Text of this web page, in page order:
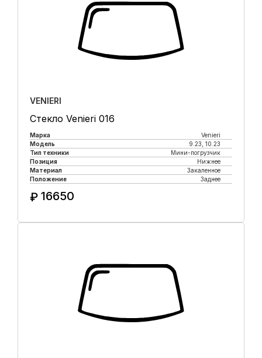
VENIERI
Стекло Venieri 016
Марка
Venieri
Модель
9.23, 10.23
Тип техники
Мини-погрузчик
Позиция
Нижнее
Материал
Закаленное
Положение
Заднее
₽ 16650